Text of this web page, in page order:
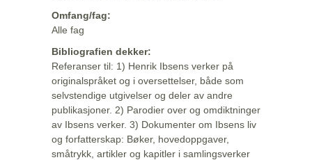
Omfang/fag:
Alle fag
Bibliografien dekker:
Referanser til: 1) Henrik Ibsens verker på
originalspråket og i oversettelser, både som
selvstendige utgivelser og deler av andre
publikasjoner. 2) Parodier over og omdiktninger
av Ibsens verker. 3) Dokumenter om Ibsens liv
og forfatterskap: Bøker, hovedoppgaver,
småtrykk, artikler og kapitler i samlingsverker